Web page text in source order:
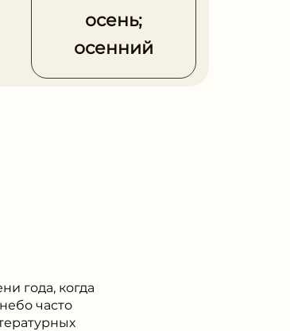
осень;
осенний
года, когда
часто